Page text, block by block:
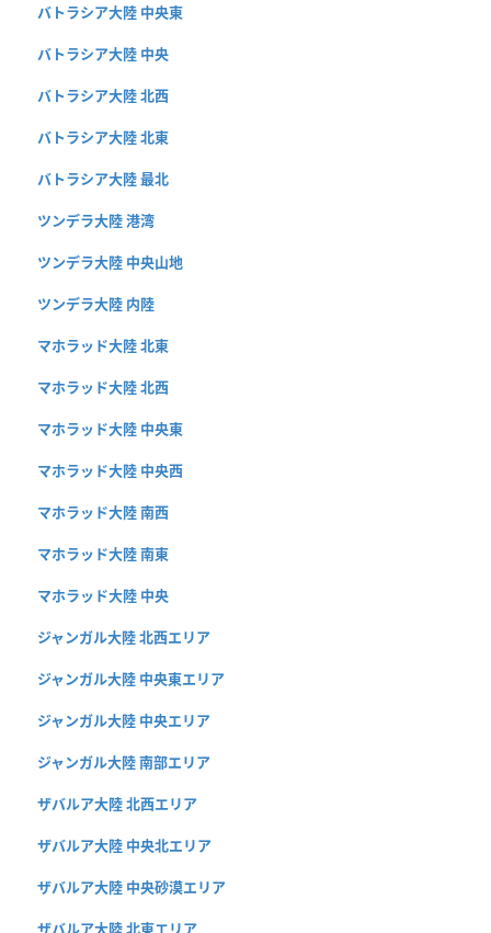
バトラシア大陸 中央東
バトラシア大陸 中央
バトラシア大陸 北西
バトラシア大陸 北東
バトラシア大陸 最北
ツンデラ大陸 港湾
ツンデラ大陸 中央山地
ツンデラ大陸 内陸
マホラッド大陸 北東
マホラッド大陸 北西
マホラッド大陸 中央東
マホラッド大陸 中央西
マホラッド大陸 南西
マホラッド大陸 南東
マホラッド大陸 中央
ジャンガル大陸 北西エリア
ジャンガル大陸 中央東エリア
ジャンガル大陸 中央エリア
ジャンガル大陸 南部エリア
ザバルア大陸 北西エリア
ザバルア大陸 中央北エリア
ザバルア大陸 中央砂漠エリア
ザバルア大陸 北東エリア